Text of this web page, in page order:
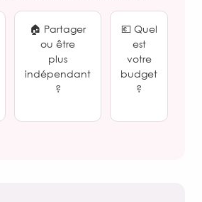
🏠 Partager
ou être
plus
indépendant
?
💶 Quel
est
votre
budget
?